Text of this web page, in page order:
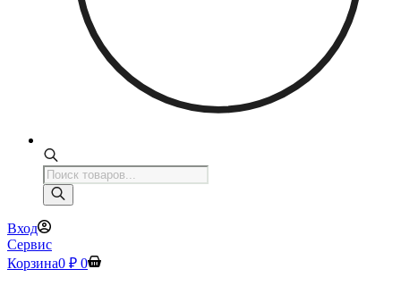
Поиск
товаров
Вход
Сервис
Корзина0 ₽ 0